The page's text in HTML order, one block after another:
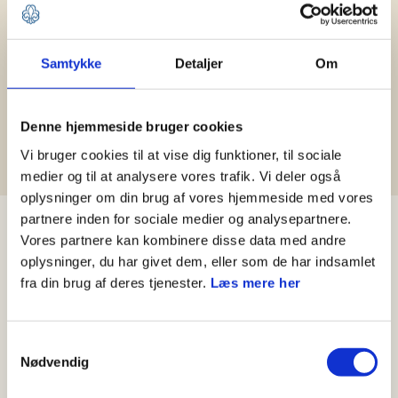
Samtykke Detaljer Om
Denne hjemmeside bruger cookies
Vi bruger cookies til at vise dig funktioner, til sociale
medier og til at analysere vores trafik. Vi deler også
oplysninger om din brug af vores hjemmeside med vores
partnere inden for sociale medier og analysepartnere.
Vores partnere kan kombinere disse data med andre
oplysninger, du har givet dem, eller som de har indsamlet
fra din brug af deres tjenester. Læs mere her
Nødvendig
Hjælp til Medlemsservice
Medlemshåndtering
Nyheder